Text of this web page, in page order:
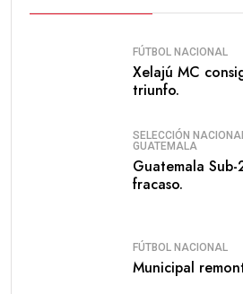
FÚTBOL NACIONAL
Xelajú MC
triunfo.
SELECCIÓN
GUATEMALA
Guatemala
fracaso.
FÚTBOL NACIONAL
Municipal